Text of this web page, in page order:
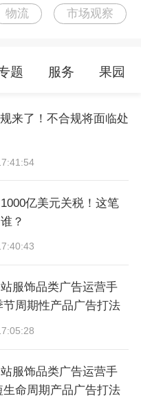
盖范围：平台法国
出1千万个货物。据
，该服务推出以来
。
物流 市场观察
题 服务 果园
来了！不合规将面临处
亿美元关税！这笔
？
服饰品类广告运营手
节周期性产品广告打法
服饰品类广告运营手
生命周期产品广告打法